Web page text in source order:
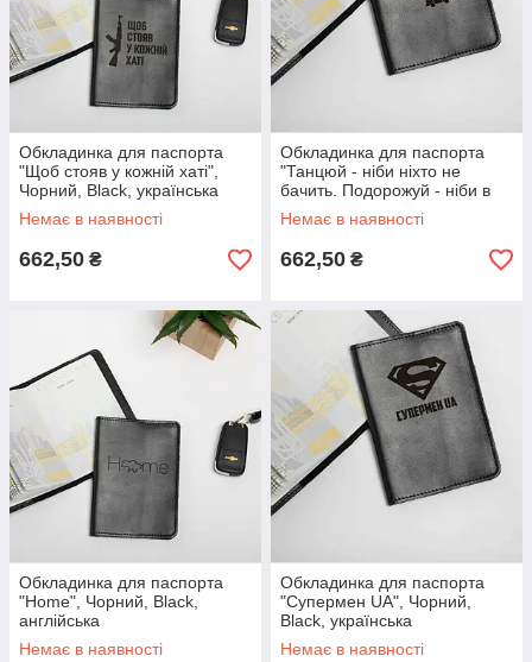
Обкладинка для паспорта
"Щоб стояв у кожній хаті",
Чорний, Black, українська
Немає в наявності
662,50 ₴
Обкладинка для паспорта
"Танцюй - ніби ніхто не
бачить. Подорожуй - ніби в
тебе є гроші", Чорний, Black,
українська
Немає в наявності
662,50 ₴
Обкладинка для паспорта
"Home", Чорний, Black,
англійська
Немає в наявності
Обкладинка для паспорта
"Супермен UA", Чорний,
Black, українська
Немає в наявності